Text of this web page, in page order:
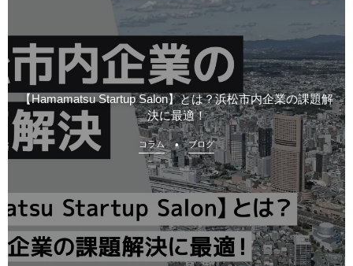
【Hamamatsu Startup Salon】とは？浜松市内企業の課題解
決に最適！
コラム ブログ